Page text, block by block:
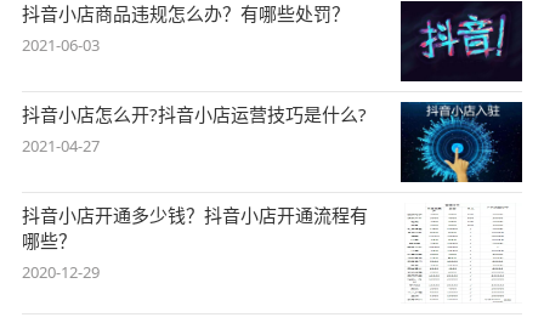
抖音小店商品违规怎么办？有哪些处罚？
2021-06-03
抖音小店怎么开?抖音小店运营技巧是什么?
2021-04-27
抖音小店开通多少钱？抖音小店开通流程有
哪些？
2020-12-29